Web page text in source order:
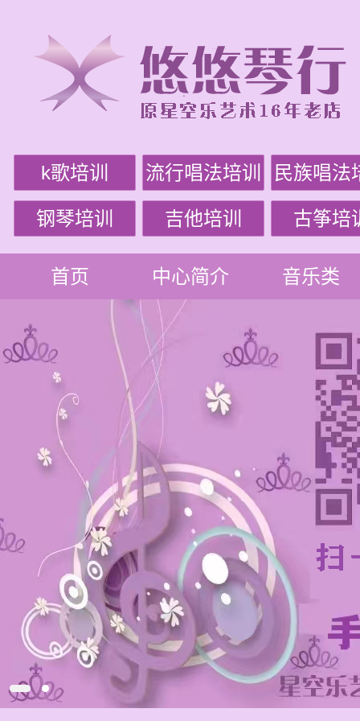
k歌培训 流行唱法培训 民族唱法
钢琴培训 吉他培训 古筝培
首页 中心简介 音乐类